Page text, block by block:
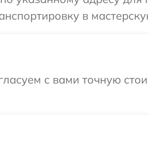
в
с вами точную